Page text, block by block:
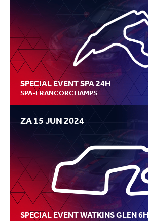
SPECIAL EVENT SPA 24H
SPA-FRANCORCHAMPS
ZA 15 JUN 2024
SPECIAL EVENT WATKINS GLEN 6H